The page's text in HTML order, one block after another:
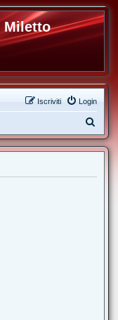
Miletto
Login
Iscriviti
e